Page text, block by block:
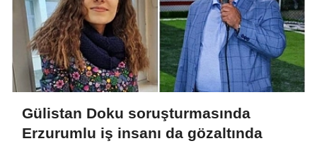
Gülistan Doku soruşturmasında
Erzurumlu iş insanı da gözaltında